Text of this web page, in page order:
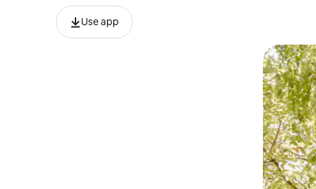
Use app